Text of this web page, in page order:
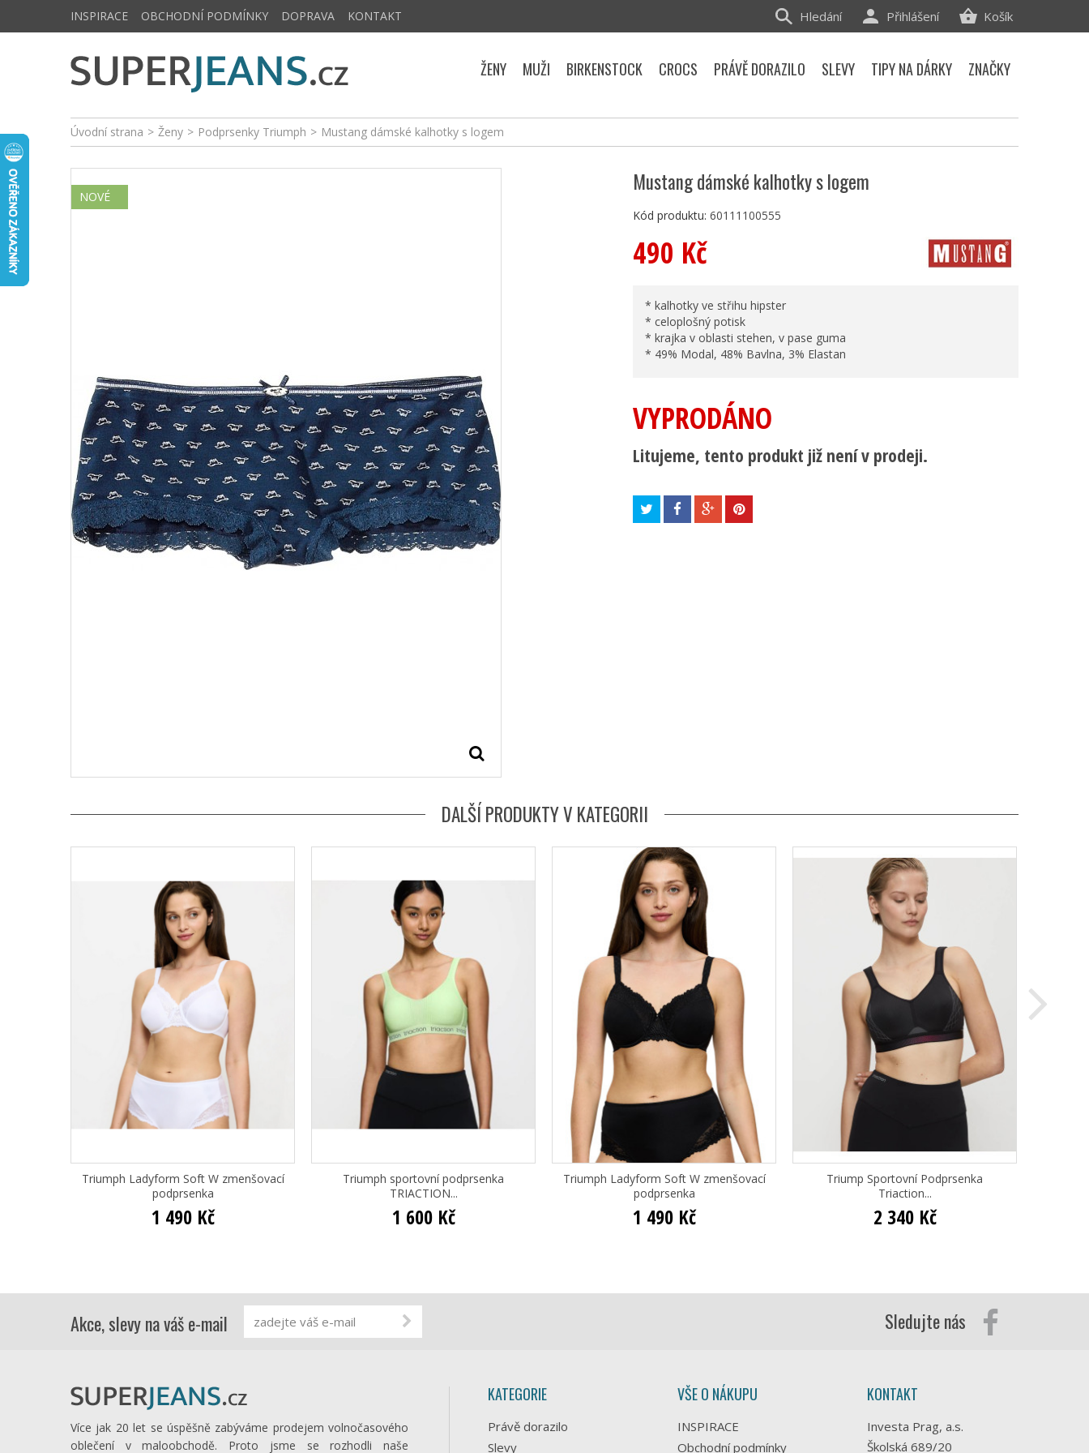
Úvodní strana > Ženy > Podprsenky Triumph > Mustang dámské kalhotky s logem
NOVÉ
Mustang dámské kalhotky s logem
Kód produktu: 60111100555
490 Kč
* kalhotky ve střihu hipster
* celoplošný potisk
* krajka v oblasti stehen, v pase guma
* 49% Modal, 48% Bavlna, 3% Elastan
VYPRODÁNO
Litujeme, tento produkt již není v prodeji.
DALŠÍ PRODUKTY V KATEGORII
Triumph Ladyform Soft W zmenšovací
podprsenka
1 490 Kč
Triumph sportovní podprsenka
TRIACTION...
1 600 Kč
Triumph Ladyform Soft W zmenšovací
podprsenka
1 490 Kč
Triump Sportovní Podprsenka
Triaction...
2 340 Kč
INSPIRACE OBCHODNÍ PODMÍNKY DOPRAVA KONTAKT Košík
Přihlášení
Hledání
ŽENY MUŽI BIRKENSTOCK CROCS PRÁVĚ DORAZILO SLEVY TIPY NA DÁRKY ZNAČKY
Akce, slevy na váš e-mail Sledujte nás
Více jak 20 let se úspěšně zabýváme prodejem volnočasového
oblečení v maloobchodě. Proto jsme se rozhodli naše
KATEGORIE
Právě dorazilo
Slevy
VŠE O NÁKUPU
INSPIRACE
Obchodní podmínky
KONTAKT
Investa Prag, a.s.
Školská 689/20